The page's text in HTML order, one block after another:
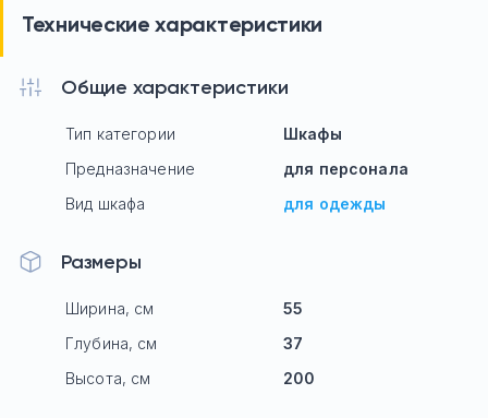
Технические характеристики
Общие характеристики
Тип категории
Шкафы
Предназначение
для персонала
Вид шкафа
для одежды
Размеры
Ширина, см
55
Глубина, см
37
Высота, см
200